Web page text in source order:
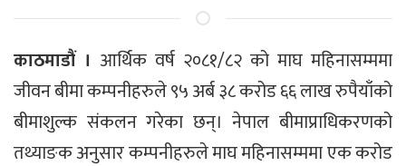
काठमाडौं । आर्थिक वर्ष २०८१/८२ को माघ महिनासम्ममा
जीवन बीमा कम्पनीहरुले ९५ अर्ब ३८ करोड ६६ लाख रुपैयाँको
बीमाशुल्क संकलन गरेका छन्। नेपाल बीमाप्राधिकरणको
तथ्याङक अनुसार कम्पनीहरुले माघ महिनासम्ममा एक करोड